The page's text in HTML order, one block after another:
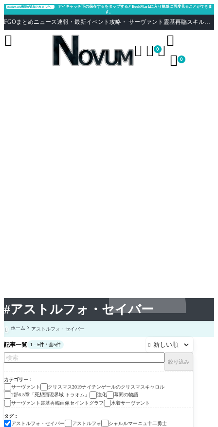
#アストルフォ・セイバー
BookMark機能が追加されました。
アイキャッチ下の保存するをタップするとBookMarkに入り簡単に再度見ることができま
す。
FGOまとめニュース速報・最新イベント攻略・ サーヴァント霊基再臨スキル性能評価まとめ Fate/Grand Order
  0

 0

 ホーム アストルフォ・セイバー
記事一覧 1 - 5件 / 全5件 
絞り込み
カテゴリー
サーヴァント
クリスマス2019ナイチンゲールのクリスマスキャロル
2部6.5章「死想顕現界域 トラオム」
強化
幕間の物語
サーヴァント霊基再臨画像セイントグラフ
水着サーヴァント
タグ
アストルフォ・セイバー
アストルフォ
シャルルマーニュ十二勇士